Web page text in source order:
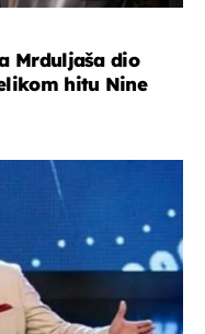
Mrduljaša dio
hitu Nine